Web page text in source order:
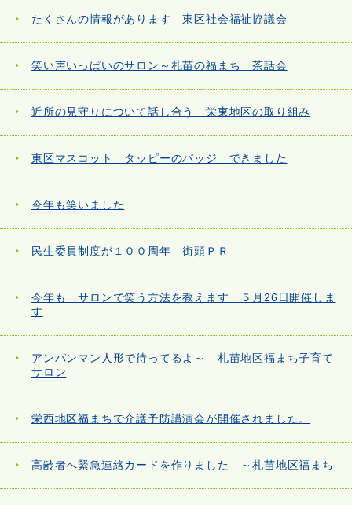
たくさんの情報があります 東区社会福祉協議会
笑い声いっぱいのサロン～札苗の福まち 茶話会
近所の見守りについて話し合う 栄東地区の取り組み
東区マスコット タッピーのバッジ できました
今年も笑いました
民生委員制度が１００周年 街頭ＰＲ
今年も サロンで笑う方法を教えます ５月26日開催しま
す
アンパンマン人形で待ってるよ～ 札苗地区福まち子育て
サロン
栄西地区福まちで介護予防講演会が開催されました。
高齢者へ緊急連絡カードを作りました ～札苗地区福まち